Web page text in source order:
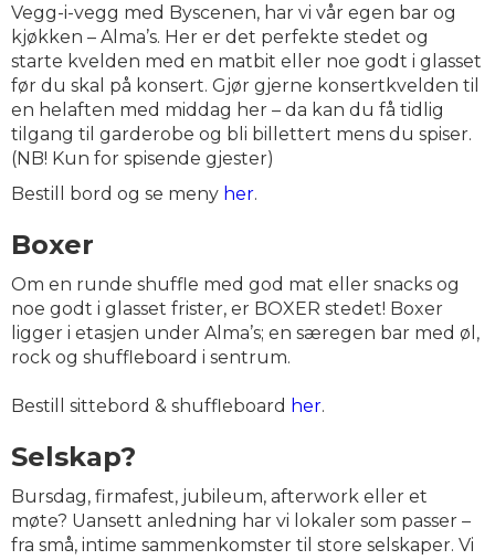
Vegg-i-vegg med Byscenen, har vi vår egen bar og
kjøkken – Alma’s. Her er det perfekte stedet og
starte kvelden med en matbit eller noe godt i glasset
før du skal på konsert. Gjør gjerne konsertkvelden til
en helaften med middag her – da kan du få tidlig
tilgang til garderobe og bli billettert mens du spiser.
(NB! Kun for spisende gjester)
Bestill bord og se meny her.
Boxer
Om en runde shuffle med god mat eller snacks og
noe godt i glasset frister, er BOXER stedet! Boxer
ligger i etasjen under Alma’s; en særegen bar med øl,
rock og shuffleboard i sentrum.
Bestill sittebord & shuffleboard her.
Selskap?
Bursdag, firmafest, jubileum, afterwork eller et
møte? Uansett anledning har vi lokaler som passer –
fra små, intime sammenkomster til store selskaper. Vi